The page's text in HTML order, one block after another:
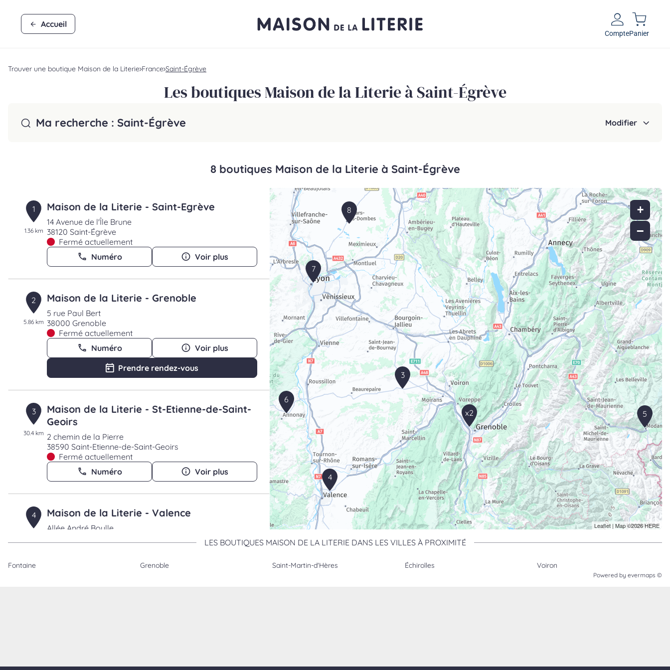
Accueil
ComptePanier
Trouver une boutique Maison de la Literie France Saint-Égrève
Les boutiques Maison de la Literie à Saint-Égrève
Ma recherche : Saint-Égrève Modifier
8 boutiques Maison de la Literie à Saint-Égrève
1
1.36 km
Maison de la Literie - Saint-Egrève
14 Avenue de l'Île Brune
38120 Saint-Égrève
Fermé actuellement
Numéro
Voir plus
2
5.86 km
Maison de la Literie - Grenoble
5 rue Paul Bert
38000 Grenoble
Fermé actuellement
Numéro
Voir plus
Prendre rendez-vous
3
30.4 km
Maison de la Literie - St-Etienne-de-Saint-
Geoirs
2 chemin de la Pierre
38590 Saint-Etienne-de-Saint-Geoirs
Fermé actuellement
Numéro
Voir plus
4 Maison de la Literie - Valence
Allée André Boulle
5
6
8
7
4
3
x2
+
−
Leaflet| Map ©2026HERE
LES BOUTIQUES MAISON DE LA LITERIE DANS LES VILLES À PROXIMITÉ
Fontaine Grenoble Saint-Martin-d'Hères Échirolles Voiron
Powered by evermaps ©